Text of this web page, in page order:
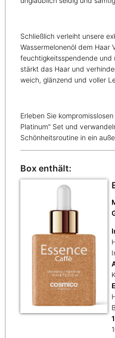
Schließlich verleiht unsere
Wassermelonenöl dem Haar
feuchtigkeitsspendende und
stärkt das Haar und
weich, glänzend und voller
Erleben Sie
Platinum" Set und
Schönheitsroutine in ein
Box enthält: